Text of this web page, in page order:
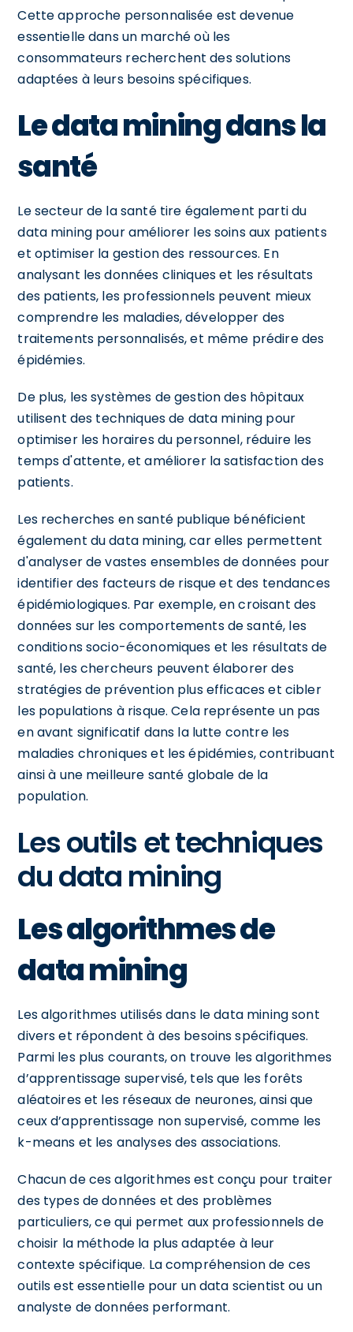
Cette approche personnalisée est devenue
essentielle dans un marché où les
consommateurs recherchent des solutions
adaptées à leurs besoins spécifiques.
Le data mining dans la
santé
Le secteur de la santé tire également parti du
data mining pour améliorer les soins aux patients
et optimiser la gestion des ressources. En
analysant les données cliniques et les résultats
des patients, les professionnels peuvent mieux
comprendre les maladies, développer des
traitements personnalisés, et même prédire des
épidémies.
De plus, les systèmes de gestion des hôpitaux
utilisent des techniques de data mining pour
optimiser les horaires du personnel, réduire les
temps d'attente, et améliorer la satisfaction des
patients.
Les recherches en santé publique bénéficient
également du data mining, car elles permettent
d'analyser de vastes ensembles de données pour
identifier des facteurs de risque et des tendances
épidémiologiques. Par exemple, en croisant des
données sur les comportements de santé, les
conditions socio-économiques et les résultats de
santé, les chercheurs peuvent élaborer des
stratégies de prévention plus efficaces et cibler
les populations à risque. Cela représente un pas
en avant significatif dans la lutte contre les
maladies chroniques et les épidémies, contribuant
ainsi à une meilleure santé globale de la
population.
Les outils et techniques
du data mining
Les algorithmes de
data mining
Les algorithmes utilisés dans le data mining sont
divers et répondent à des besoins spécifiques.
Parmi les plus courants, on trouve les algorithmes
d’apprentissage supervisé, tels que les forêts
aléatoires et les réseaux de neurones, ainsi que
ceux d’apprentissage non supervisé, comme les
k-means et les analyses des associations.
Chacun de ces algorithmes est conçu pour traiter
des types de données et des problèmes
particuliers, ce qui permet aux professionnels de
choisir la méthode la plus adaptée à leur
contexte spécifique. La compréhension de ces
outils est essentielle pour un data scientist ou un
analyste de données performant.